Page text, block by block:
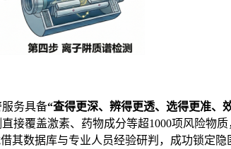
务具备“查得更深、辨得更透、选得更准、
接覆盖激素、药物成分等超1000项风险物
其数据库与专业人员经验研判，成功锁定隐